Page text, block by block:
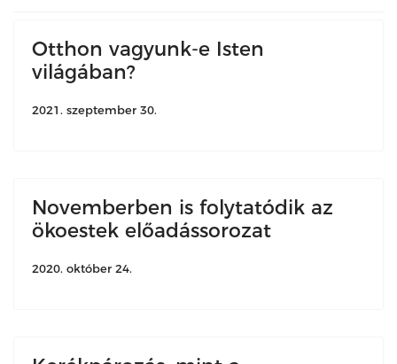
Otthon vagyunk-e Isten
világában?
2021. szeptember 30.
Novemberben is folytatódik az
ökoestek előadássorozat
2020. október 24.